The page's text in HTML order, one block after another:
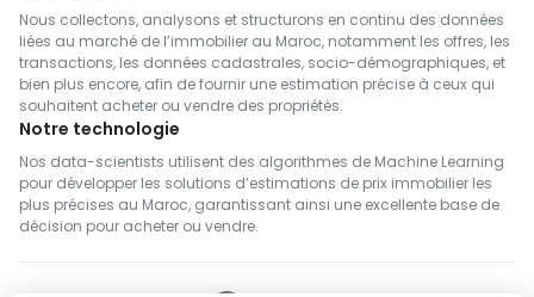
Nous collectons, analysons et structurons en continu des données
liées au marché de l’immobilier au Maroc, notamment les offres, les
transactions, les données cadastrales, socio-démographiques, et
bien plus encore, afin de fournir une estimation précise à ceux qui
souhaitent acheter ou vendre des propriétés.
Notre technologie
Nos data-scientists utilisent des algorithmes de Machine Learning
pour développer les solutions d’estimations de prix immobilier les
plus précises au Maroc, garantissant ainsi une excellente base de
décision pour acheter ou vendre.